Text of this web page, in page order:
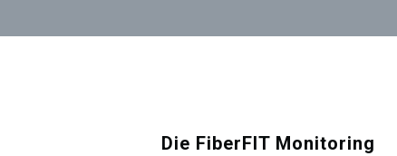
Die FiberFIT Monitoring